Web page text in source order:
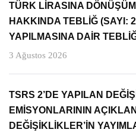
TÜRK LİRASINA
HAKKINDA TEBLİĞ (SAYI:
YAPILMASINA DAİR
3 Ağustos 2026
TSRS 2’DE YAPILAN
EMİSYONLARININ
DEĞİŞİKLİKLER’İN